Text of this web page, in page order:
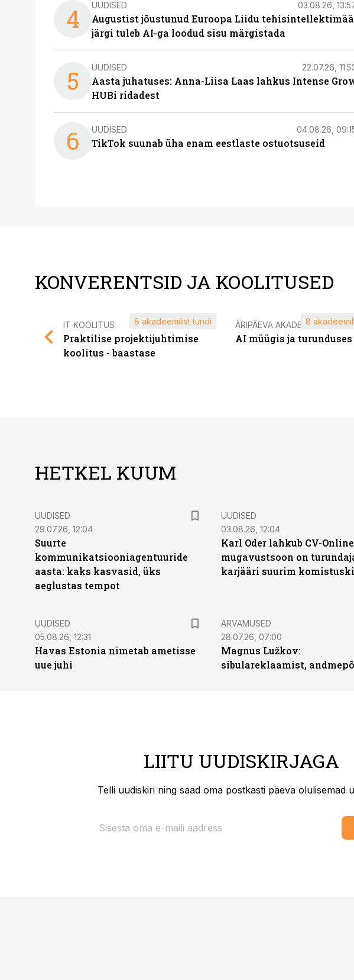
4 UUDISED 03.08.26,
Augustist jõustunud Euroopa Liidu
järgi tuleb AI-ga loodud sisu märgistada
5 UUDISED 22.07.26,
Aasta juhatuses: Anna-Liisa Laas lahkus Intense
HUBi ridadest
6 UUDISED 04.08.26,
TikTok suunab üha enam eestlaste ostuotsuseid
KONVERENTSID JA KOOLITUSED
IT KOOLITUS
Praktilise projektijuhtimise
koolitus - baastase
8 akadeemilist tundi ÄRIPÄEVA AKADEEMIA
AI müügis ja turunduses
8
HETKEL KUUM
UUDISED
29.07.26, 12:04
Suurte
kommunikatsiooniagentuuride
aasta: kaks kasvasid, üks
aeglustas tempot
UUDISED
03.08.26, 12:04
Karl Oder lahkub CV-
mugavustsoon on
karjääri suurim
UUDISED
05.08.26, 12:31
Havas Estonia nimetab ametisse
uue juhi
ARVAMUSED
28.07.26, 07:00
Magnus Lužkov:
sibulareklaamist,
LIITU UUDISKIRJAGA
Telli uudiskiri ning saad oma postkasti päeva olulisemad